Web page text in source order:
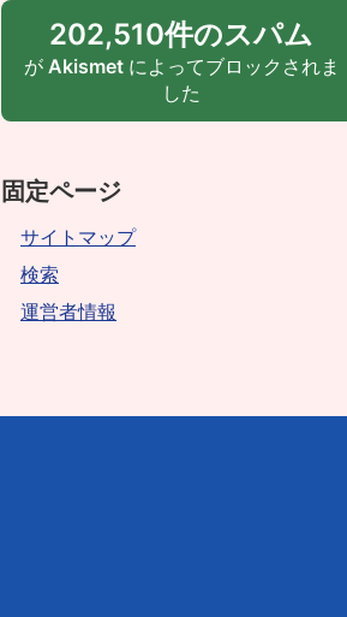
202,510件のスパム
が Akismetによってブロックされま
した
固定ページ
サイトマップ
検索
運営者情報